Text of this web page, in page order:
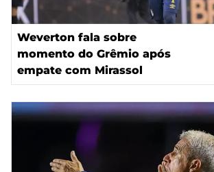
Weverton fala sobre
momento do Grêmio após
empate com Mirassol